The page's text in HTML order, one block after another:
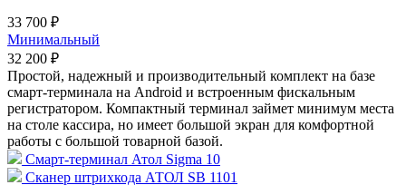
33 700 ₽
Минимальный
32 200 ₽
Простой, надежный и производительный комплект на базе
смарт-терминала на Android и встроенным фискальным
регистратором. Компактный терминал займет минимум места
на столе кассира, но имеет большой экран для комфортной
работы с большой товарной базой.
Смарт-терминал Атол Sigma 10
Сканер штрихкода АТОЛ SB 1101